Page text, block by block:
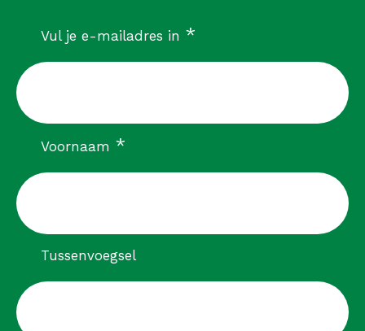
Vul je e-mailadres in *verplicht
Voornaam *verplicht
Tussenvoegsel